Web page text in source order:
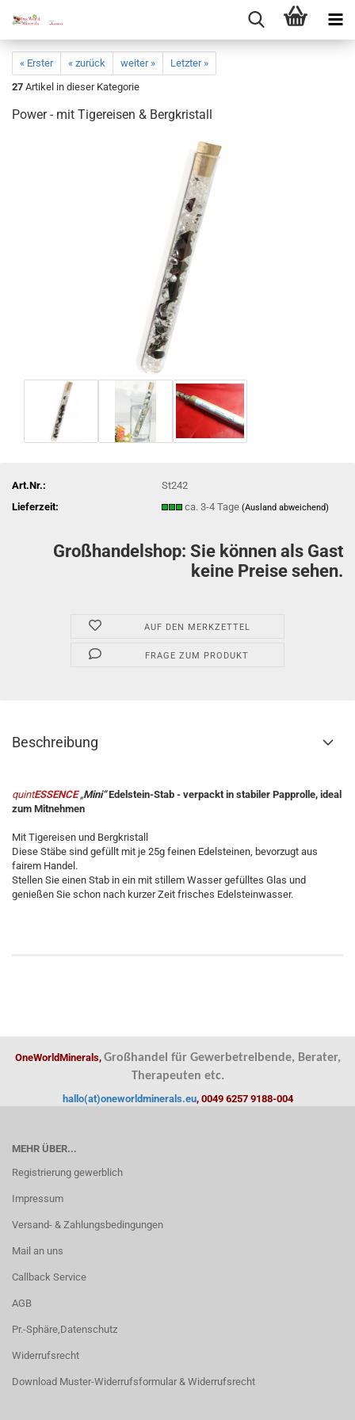
« Erster « zurück weiter »
Letzter »
27 Artikel in dieser Kategorie
Power - mit Ti­ge­rei­sen & Berg­kris­tall
Art.Nr.:
St242
Lieferzeit:
ca. 3-4 Tage(Ausland abweichend)
Großhandelshop: Sie können als Gast
keine Preise sehen.
AUF DEN MERKZETTEL
FRAGE ZUM PRODUKT
Beschreibung
quintESSENCE„Mini“Edelstein-Stab - verpackt in stabiler Papprolle, ideal
zum Mitnehmen
Mit Tigereisen und Bergkristall
Diese Stäbe sind gefüllt mit je 25g feinen Edelsteinen, bevorzugt aus
fairem Handel.
Stellen Sie einen Stab in ein mit stillem Wasser gefülltes Glas und
genießen Sie schon nach kurzer Zeit frisches Edelsteinwasser.
OneWorldMinerals, Großhandel für Gewerbetreibende, Berater,
Therapeuten etc.
hallo(at)oneworldminerals.eu, 0049 6257 9188-004
MEHR ÜBER...
Registrierung gewerblich
Impressum
Versand- & Zahlungsbedingungen
Mail an uns
Callback Service
AGB
Pr.-Sphäre,Datenschutz
Widerrufsrecht
Download Muster-Widerrufsformular & Widerrufsrecht